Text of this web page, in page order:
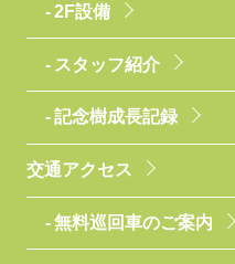
2F設備
スタッフ紹介
記念樹成長記録
交通アクセス
無料巡回車のご案内